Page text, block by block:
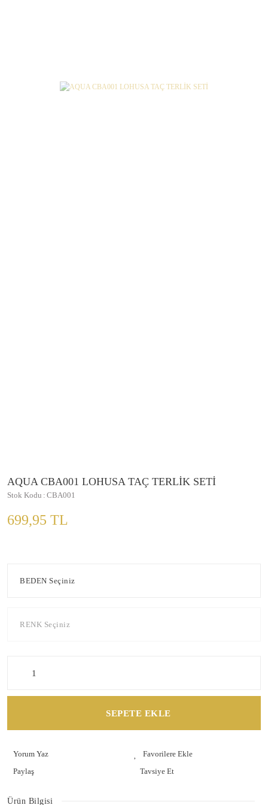
AQUA CBA001 LOHUSA TAÇ TERLİK SETİ
Stok Kodu CBA001
699,95 TL
SEPETE EKLE
Yorum Yaz
Paylaş
Tavsiye Et
Ürün Bilgisi